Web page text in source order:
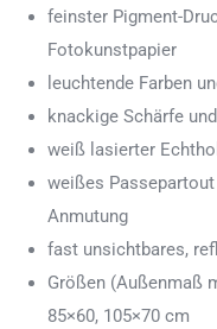
feinster Pigment-
Fotokunstpapier
leuchtende Farben
knackige Schärfe
weiß lasierter
weißes
Anmutung
fast unsichtbares,
Größen (Außenmaß
85×60, 105×70 cm